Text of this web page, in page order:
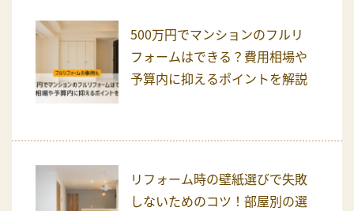
500万円でマンションのフルリ
フォームはできる？費用相場や
予算内に抑えるポイントを解説
リフォーム時の壁紙選びで失敗
しないためのコツ！部屋別の選